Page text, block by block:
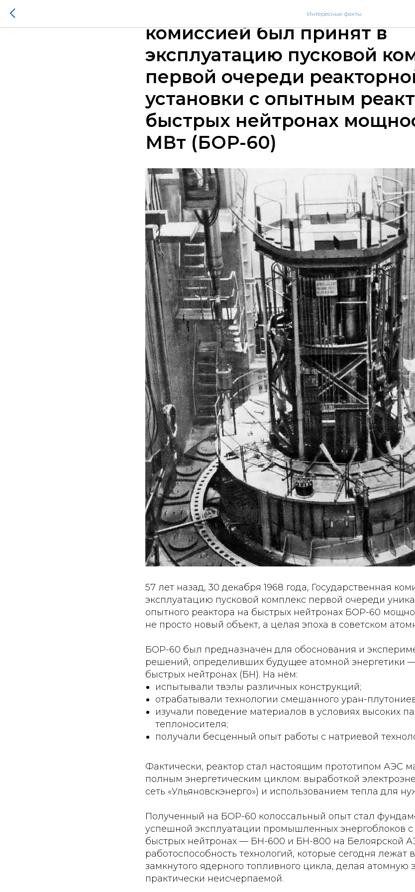
Интересные факты
30 декабря 1968 года
комиссией был принят в
эксплуатацию пусковой
первой очереди
установки с опытным
быстрых нейтронах
МВт (БОР-60)
57 лет назад, 30 декабря 1968 года, Государственная
эксплуатацию пусковой комплекс первой очереди
опытного реактора на быстрых нейтронах БОР-60
не просто новый объект, а целая эпоха в советском
БОР-60 был предназначен для обоснования и
решений, определивших будущее атомной энергетики
быстрых нейтронах (БН). На нём:
испытывали твэлы различных конструкций;
отрабатывали технологии смешанного уран-
изучали поведение материалов в условиях высоких
теплоносителя;
получали бесценный опыт работы с натриевой
Фактически, реактор стал настоящим прототипом АЭС
полным энергетическим циклом: выработкой
сеть «Ульяновскэнерго») и использованием тепла для
Полученный на БОР-60 колоссальный опыт стал
успешной эксплуатации промышленных энергоблоков с
быстрых нейтронах — БН-600 и БН-800 на Белоярской
работоспособность технологий, которые сегодня лежат
замкнутого ядерного топливного цикла, делая атомную
практически неисчерпаемой.